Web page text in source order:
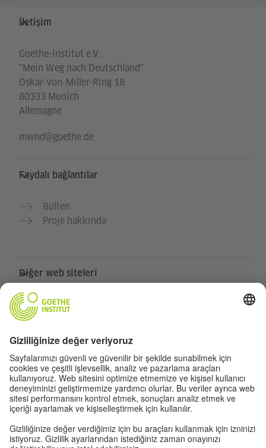
Service- und Informationsbereich
İletişim
Goethe-Institut e.V.
"Mein Weg nach Deutschland"
Oskar-von-Miller-Ring 18
80333 Munich
Allemagne
mwnd@goethe.de
Faydalı bağlantılar
Bülten
Proje hakkında
Diğer web siteleri
Community „Deutsch für dich“
Öğretmen portalı “Deutschstunde”
Gizlilik ve erişilebilirlik
Gizlilik ayarları
Erişilebilirlik